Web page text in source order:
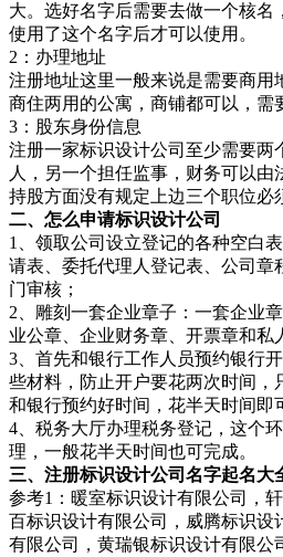
大。选好名字后需要去做一个核名
使用了这个名字后才可以使用。
2：办理地址
注册地址这里一般来说是需要商用
商住两用的公寓，商铺都可以，需
3：股东身份信息
注册一家标识设计公司至少需要两
人，另一个担任监事，财务可以由
持股方面没有规定上边三个职位必
二、怎么申请标识设计公司
1、领取公司设立登记的各种空白
请表、委托代理人登记表、公司章
门审核；
2、雕刻一套企业章子：一套企业
业公章、企业财务章、开票章和私
3、首先和银行工作人员预约银行
些材料，防止开户要花两次时间，
和银行预约好时间，花半天时间即
4、税务大厅办理税务登记，这个
理，一般花半天时间也可完成。
三、注册标识设计公司名字起名大
参考1：暖室标识设计有限公司，
百标识设计有限公司，威腾标识设
有限公司，黄瑞银标识设计有限公